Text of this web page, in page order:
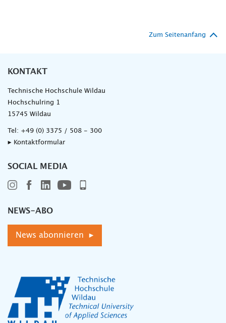
Zum Seitenanfang
KONTAKT
Technische Hochschule Wildau
Hochschulring 1
15745 Wildau
Tel: +49 (0) 3375 / 508 - 300
▸ Kontaktformular
SOCIAL MEDIA
NEWS-ABO
News abonnieren ▸